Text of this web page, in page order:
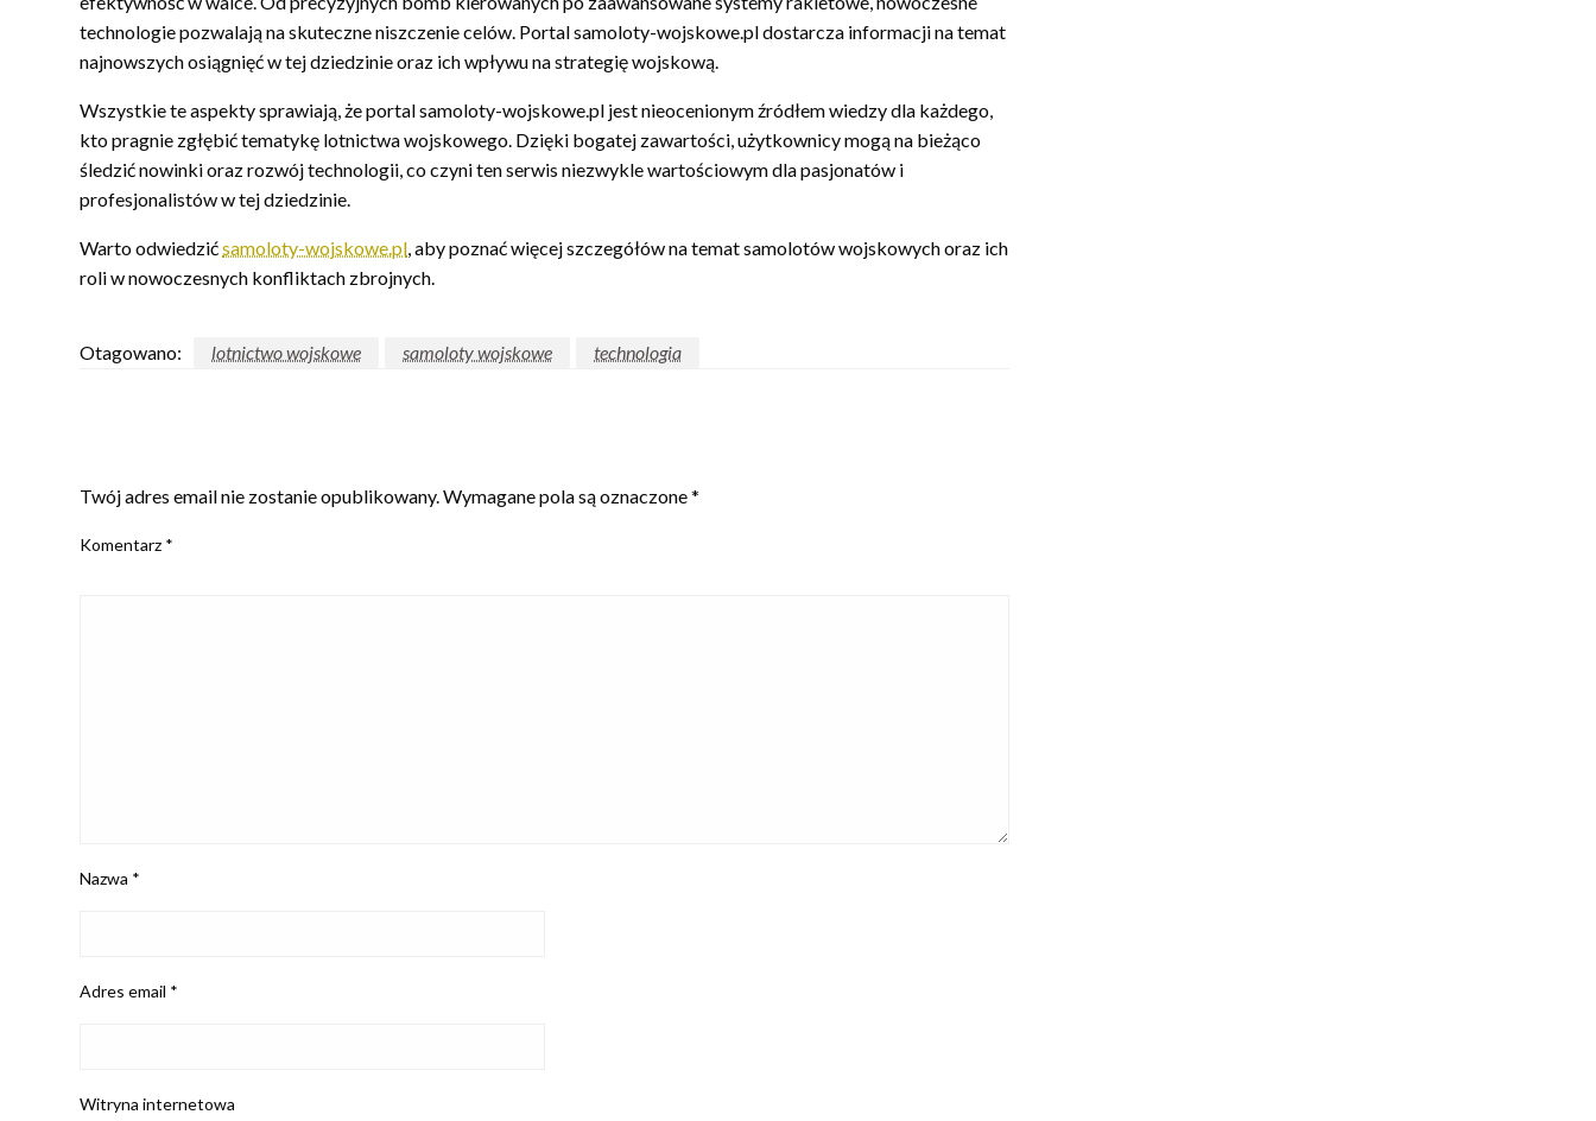
technologie pozwalają na skuteczne niszczenie celów. Portal samoloty-wojskowe.pl dostarcza informacji na temat
najnowszych osiągnięć w tej dziedzinie oraz ich wpływu na strategię wojskową.
Wszystkie te aspekty sprawiają, że portal samoloty-wojskowe.pl jest nieocenionym źródłem wiedzy dla każdego,
kto pragnie zgłębić tematykę lotnictwa wojskowego. Dzięki bogatej zawartości, użytkownicy mogą na bieżąco
śledzić nowinki oraz rozwój technologii, co czyni ten serwis niezwykle wartościowym dla pasjonatów i
profesjonalistów w tej dziedzinie.
Warto odwiedzićsamoloty-wojskowe.pl, aby poznać więcej szczegółów na temat samolotów wojskowych oraz ich
roli w nowoczesnych konfliktach zbrojnych.
Otagowano: lotnictwo wojskowe samoloty wojskowe technologia
Twój adres email nie zostanie opublikowany.Wymagane pola są oznaczone*
Komentarz *
Nazwa *
Adres email *
Witryna internetowa